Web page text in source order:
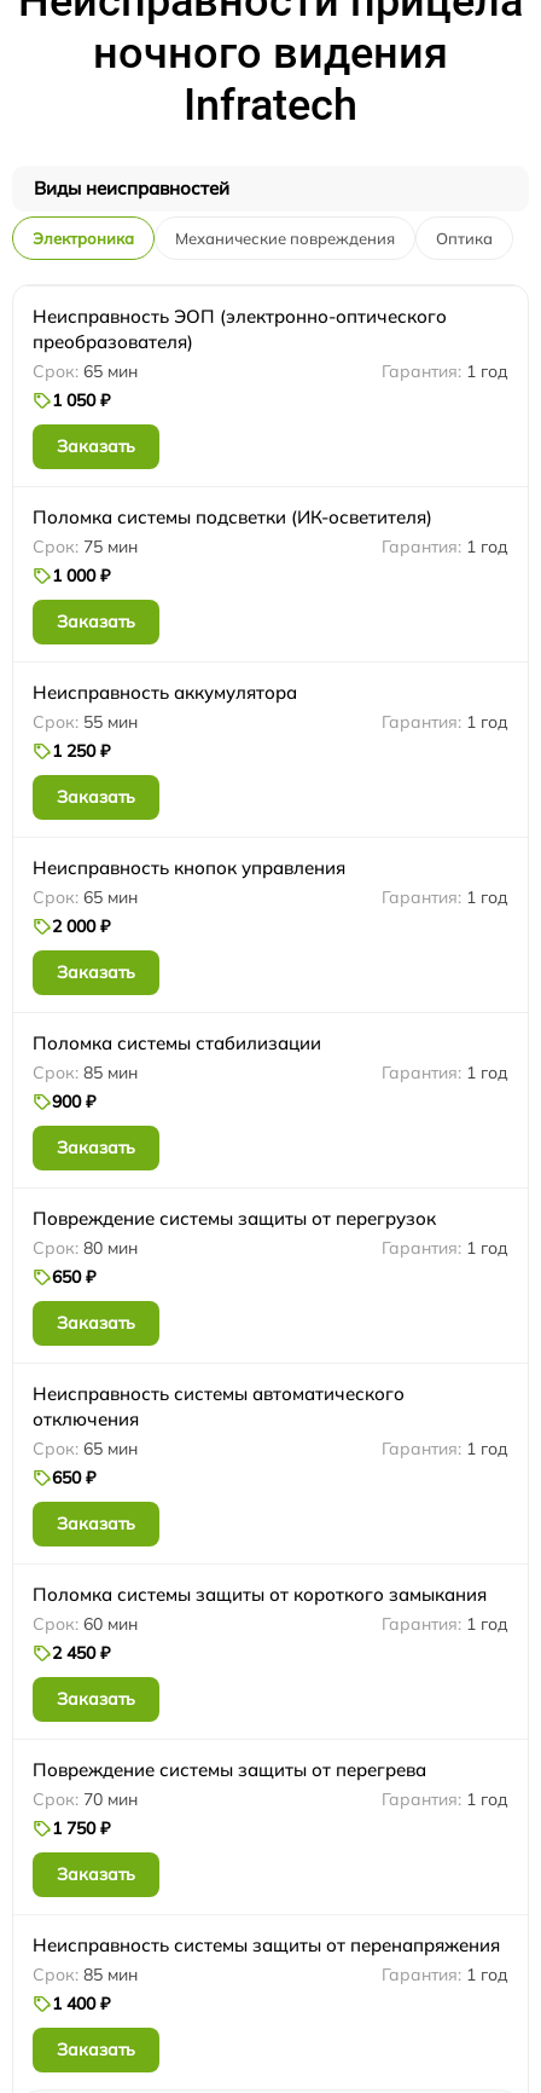
ночного видения
Infratech
Виды неисправностей
Электроника Механические повреждения Оптика
Неисправность ЭОП (электронно-оптического
преобразователя)
65 мин
1 год
1 050 ₽
Заказать
Поломка системы подсветки (ИК-осветителя)
75 мин
1 год
1 000 ₽
Заказать
Неисправность аккумулятора
55 мин
1 год
1 250 ₽
Заказать
Неисправность кнопок управления
65 мин
1 год
2 000 ₽
Заказать
Поломка системы стабилизации
85 мин
1 год
900 ₽
Заказать
Повреждение системы защиты от перегрузок
80 мин
1 год
650 ₽
Заказать
Неисправность системы автоматического
отключения
65 мин
1 год
650 ₽
Заказать
Поломка системы защиты от короткого замыкания
60 мин
1 год
2 450 ₽
Заказать
Повреждение системы защиты от перегрева
70 мин
1 год
1 750 ₽
Заказать
Неисправность системы защиты от перенапряжения
85 мин
1 год
1 400 ₽
Заказать